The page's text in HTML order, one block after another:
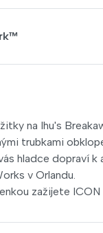
na Ihu's
trubkami
hladce dopraví k
v Orlandu.
zažijete